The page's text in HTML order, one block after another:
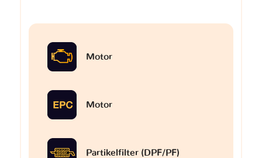
Motor
Motor
Partikelfilter (DPF/PF)